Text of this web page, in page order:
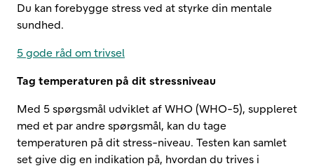
Du kan forebygge stress ved at styrke din mentale
sundhed.
5 gode råd om trivsel
Tag temperaturen på dit stressniveau
Med 5 spørgsmål udviklet af WHO (WHO-5), suppleret
med et par andre spørgsmål, kan du tage
temperaturen på dit stress-niveau. Testen kan samlet
set give dig en indikation på, hvordan du trives i